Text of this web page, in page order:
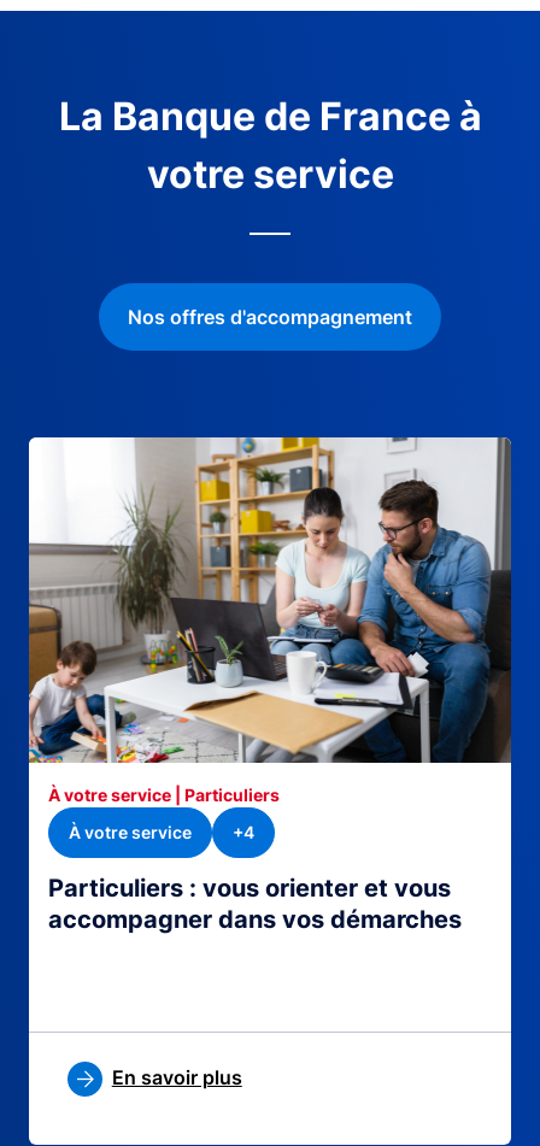
La Banque de France à
votre service
Nos offres d'accompagnement
Particuliers : vous orienter et vous
accompagner dans vos démarches
À votre service | Particuliers
À votre service
+4
En savoir plus